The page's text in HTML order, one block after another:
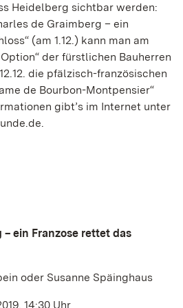
Heidelberg sichtbar werden:
de Graimberg – ein
(am 1.12.) kann man am
Option“ der fürstlichen Bauherren
die pfälzisch-französischen
de Bourbon-Montpensier“
gibt’s im Internet unter
– ein Franzose rettet das
oder Susanne Späinghaus
14:30 Uhr